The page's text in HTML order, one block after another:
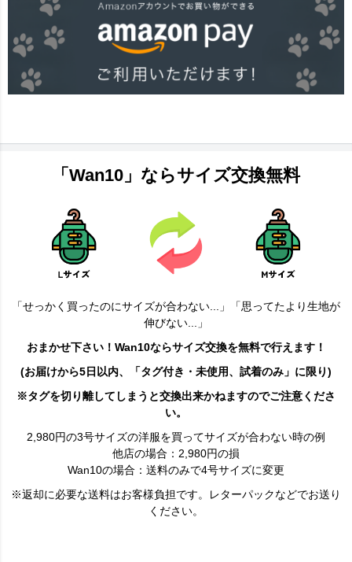
「Wan10」ならサイズ交換無料
「せっかく買ったのにサイズが合わない...」「思ってたより生地が
伸びない...」
おまかせ下さい！Wan10ならサイズ交換を無料で行えます！
(お届けから5日以内、「タグ付き・未使用、試着のみ」に限り)
※タグを切り離してしまうと交換出来かねますのでご注意くださ
い。
2,980円の3号サイズの洋服を買ってサイズが合わない時の例
他店の場合：2,980円の損
Wan10の場合：送料のみで4号サイズに変更
※返却に必要な送料はお客様負担です。レターパックなどでお送り
ください。